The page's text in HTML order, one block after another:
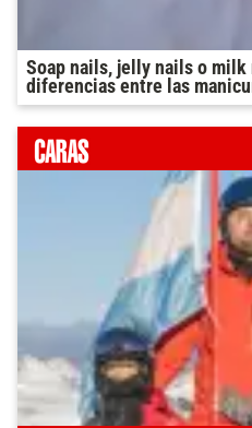
Soap nails, jelly nails o
diferencias entre las